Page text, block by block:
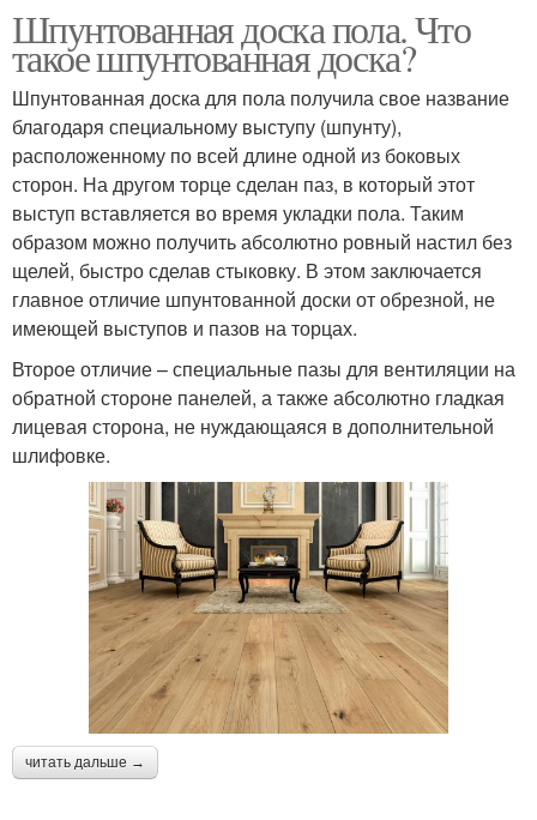
Шпунтованная доска пола. Что
такое шпунтованная доска?
Шпунтованная доска для пола получила свое название
благодаря специальному выступу (шпунту),
расположенному по всей длине одной из боковых
сторон. На другом торце сделан паз, в который этот
выступ вставляется во время укладки пола. Таким
образом можно получить абсолютно ровный настил без
щелей, быстро сделав стыковку. В этом заключается
главное отличие шпунтованной доски от обрезной, не
имеющей выступов и пазов на торцах.
Второе отличие – специальные пазы для вентиляции на
обратной стороне панелей, а также абсолютно гладкая
лицевая сторона, не нуждающаяся в дополнительной
шлифовке.
читать дальше →